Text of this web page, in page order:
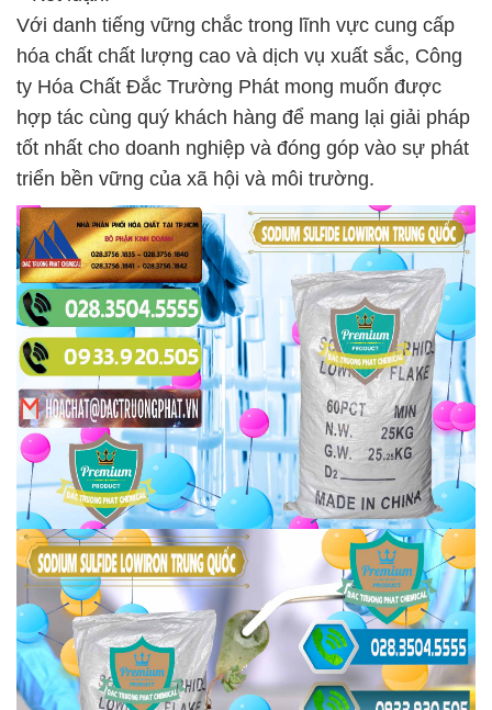
Với danh tiếng vững chắc trong lĩnh vực cung cấp
hóa chất chất lượng cao và dịch vụ xuất sắc, Công
ty Hóa Chất Đắc Trường Phát mong muốn được
hợp tác cùng quý khách hàng để mang lại giải pháp
tốt nhất cho doanh nghiệp và đóng góp vào sự phát
triển bền vững của xã hội và môi trường.